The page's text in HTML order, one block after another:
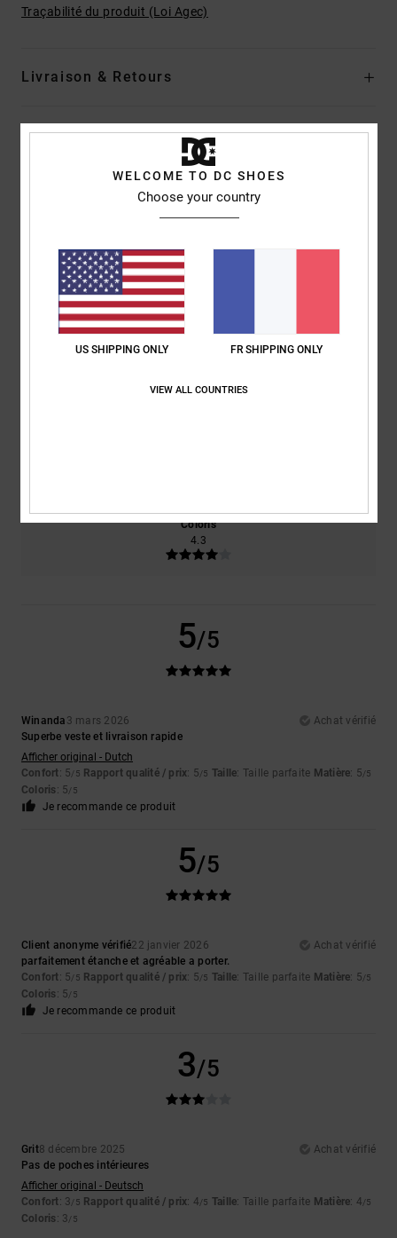
Traçabilité du produit (Loi Agec)
Livraison & Retours
4.3
basé sur3 avis vérifiés
67% de nos clients recommandent ce produit
Coloris
4.3
5/5
Winanda 3 mars 2026
Achat vérifié
Superbe veste et livraison rapide
Afficher original - Dutch
Confort: 5/5 Rapport qualité / prix: 5/5 Taille: Taille parfaite Matière: 5/5
Coloris: 5/5
Je recommande ce produit
5/5
Client anonyme vérifié22 janvier 2026
Achat vérifié
parfaitement étanche et agréable a porter.
Confort: 5/5 Rapport qualité / prix: 5/5 Taille: Taille parfaite Matière: 5/5
Coloris: 5/5
Je recommande ce produit
3/5
Grit8 décembre 2025
Achat vérifié
Pas de poches intérieures
Afficher original - Deutsch
Confort: 3/5 Rapport qualité / prix: 4/5 Taille: Taille parfaite Matière: 4/5
Coloris: 3/5
WELCOME TO DC SHOES
Choose your country
US SHIPPING ONLY FR SHIPPING ONLY
VIEW ALL COUNTRIES